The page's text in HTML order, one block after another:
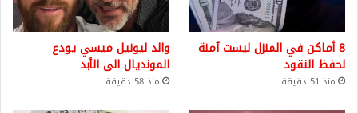
8 أماكن في المنزل ليست آمنة
لحفظ النقود
منذ 51 دقيقة
والد ليونيل ميسي يودع
المونديال الى الأبد
منذ 58 دقيقة